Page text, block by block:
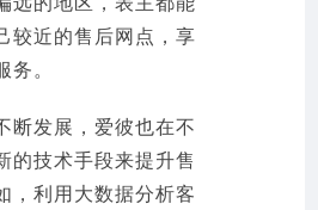
较近的售后网点，享
务。
断发展，爱彼也在不
的技术手段来提升售
，利用大数据分析客